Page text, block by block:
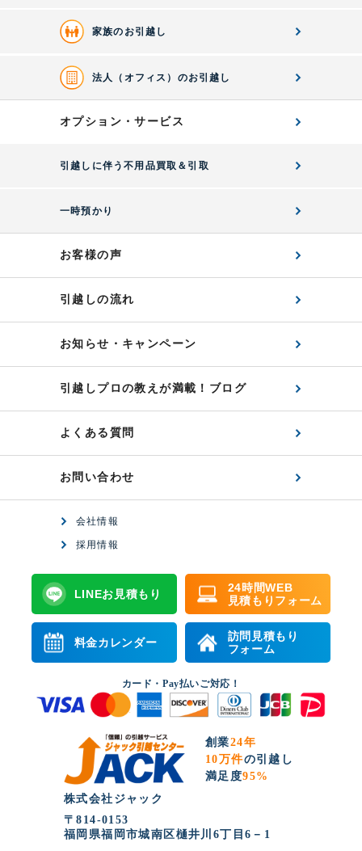
家族のお引越し
法人（オフィス）のお引越し
オプション・サービス
引越しに伴う不用品買取＆引取
一時預かり
お客様の声
引越しの流れ
お知らせ・キャンペーン
引越しプロの教えが満載！ブログ
よくある質問
お問い合わせ
会社情報
採用情報
LINEお見積もり
24時間WEB
見積もりフォーム
料金カレンダー
訪問見積もり
フォーム
カード・Pay払いご対応！
創業24年
10万件の引越し
満足度95%
株式会社ジャック
〒814-0153
福岡県福岡市城南区樋井川6丁目6－1